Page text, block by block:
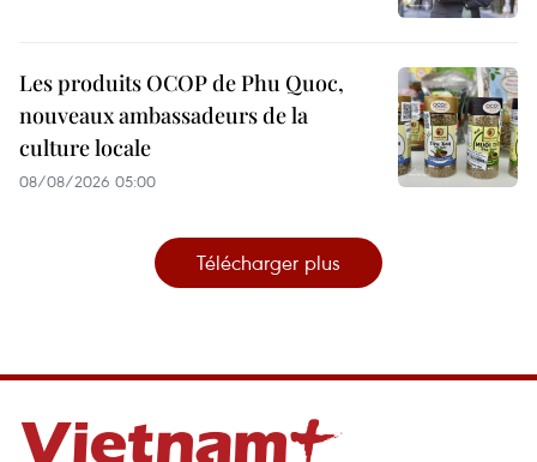
Les produits OCOP de Phu Quoc,
nouveaux ambassadeurs de la
culture locale
08/08/2026 05:00
Télécharger plus